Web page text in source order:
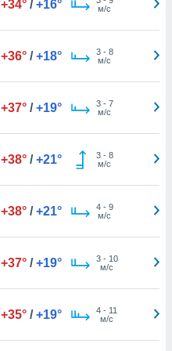
+34° / +16°
м/с
+36° / +18° 3- 8
м/с
+37° / +19° 3- 7
м/с
+38° / +21° 3- 8
м/с
+38° / +21° 4- 9
м/с
+37° / +19° 3- 10
м/с
+35° / +19° 4- 11
м/с